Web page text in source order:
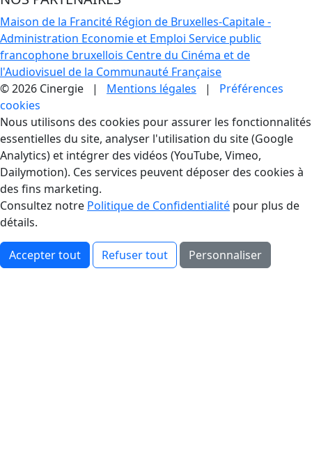
Maison de la Francité Région de Bruxelles-Capitale -
Administration Economie et Emploi Service public
francophone bruxellois Centre du Cinéma et de
l'Audiovisuel de la Communauté Française
© 2026 Cinergie | Mentions légales | Préférences
cookies
Gestion des Cookies
Nous utilisons des cookies pour assurer les fonctionnalités
essentielles du site, analyser l'utilisation du site (Google
Analytics) et intégrer des vidéos (YouTube, Vimeo,
Dailymotion). Ces services peuvent déposer des cookies à
des fins marketing.
Consultez notre Politique de Confidentialité pour plus de
détails.
Accepter tout Refuser tout Personnaliser